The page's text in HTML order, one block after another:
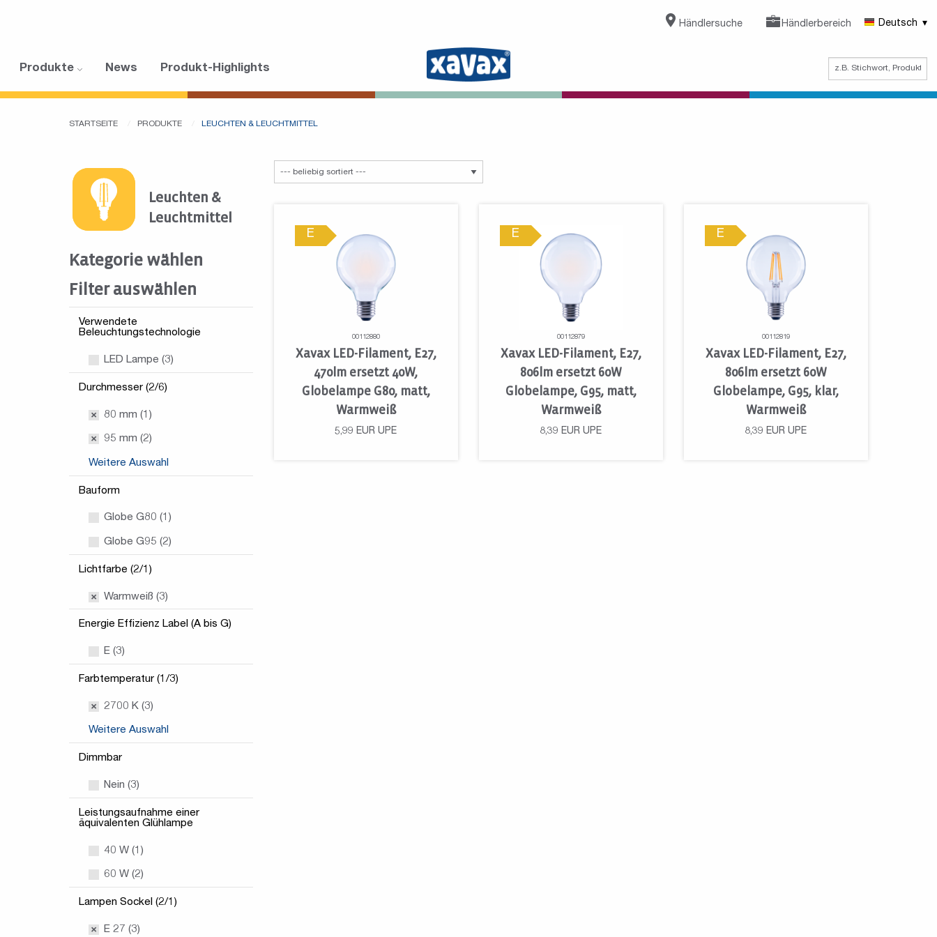
Händlersuche Händlerbereich Deutsch
Produkte News Produkt-Highlights
STARTSEITE PRODUKTE LEUCHTEN & LEUCHTMITTEL
Leuchten &
Leuchtmittel
Kategorie wählen
Filter auswählen
Verwendete
Beleuchtungstechnologie
LED Lampe (3)
Durchmesser (2/6)
80 mm (1)
95 mm (2)
Weitere Auswahl
Bauform
Globe G80 (1)
Globe G95 (2)
Lichtfarbe (2/1)
Warmweiß (3)
Energie Effizienz Label (A bis G)
E (3)
Farbtemperatur (1/3)
2700 K (3)
Weitere Auswahl
Dimmbar
Nein (3)
Leistungsaufnahme einer
äquivalenten Glühlampe
40 W (1)
60 W (2)
Lampen Sockel (2/1)
E 27 (3)
E
00112880
Xavax LED-Filament, E27,
470lm ersetzt 40W,
Globelampe G80, matt,
Warmweiß
5,99 EUR UPE
E
00112879
Xavax LED-Filament, E27,
806lm ersetzt 60W
Globelampe, G95, matt,
Warmweiß
8,39 EUR UPE
E
00112819
Xavax LED-Filament, E27,
806lm ersetzt 60W
Globelampe, G95, klar,
Warmweiß
8,39 EUR UPE